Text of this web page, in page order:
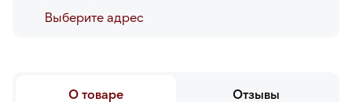
Выберите адреc
О товаре Отзывы